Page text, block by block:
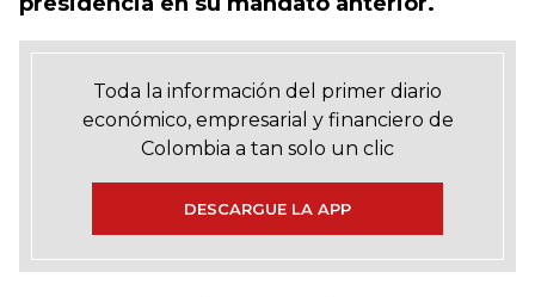
Toda la información del primer diario
económico, empresarial y financiero de
Colombia a tan solo un clic
DESCARGUE LA APP